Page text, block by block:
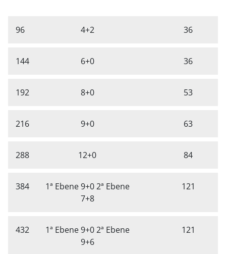
96 4+2 36
144 6+0 36
192 8+0 53
216 9+0 63
288 12+0 84
384
1ª Ebene 9+0 2ª Ebene
7+8
121
432
1ª Ebene 9+0 2ª Ebene
9+6
121